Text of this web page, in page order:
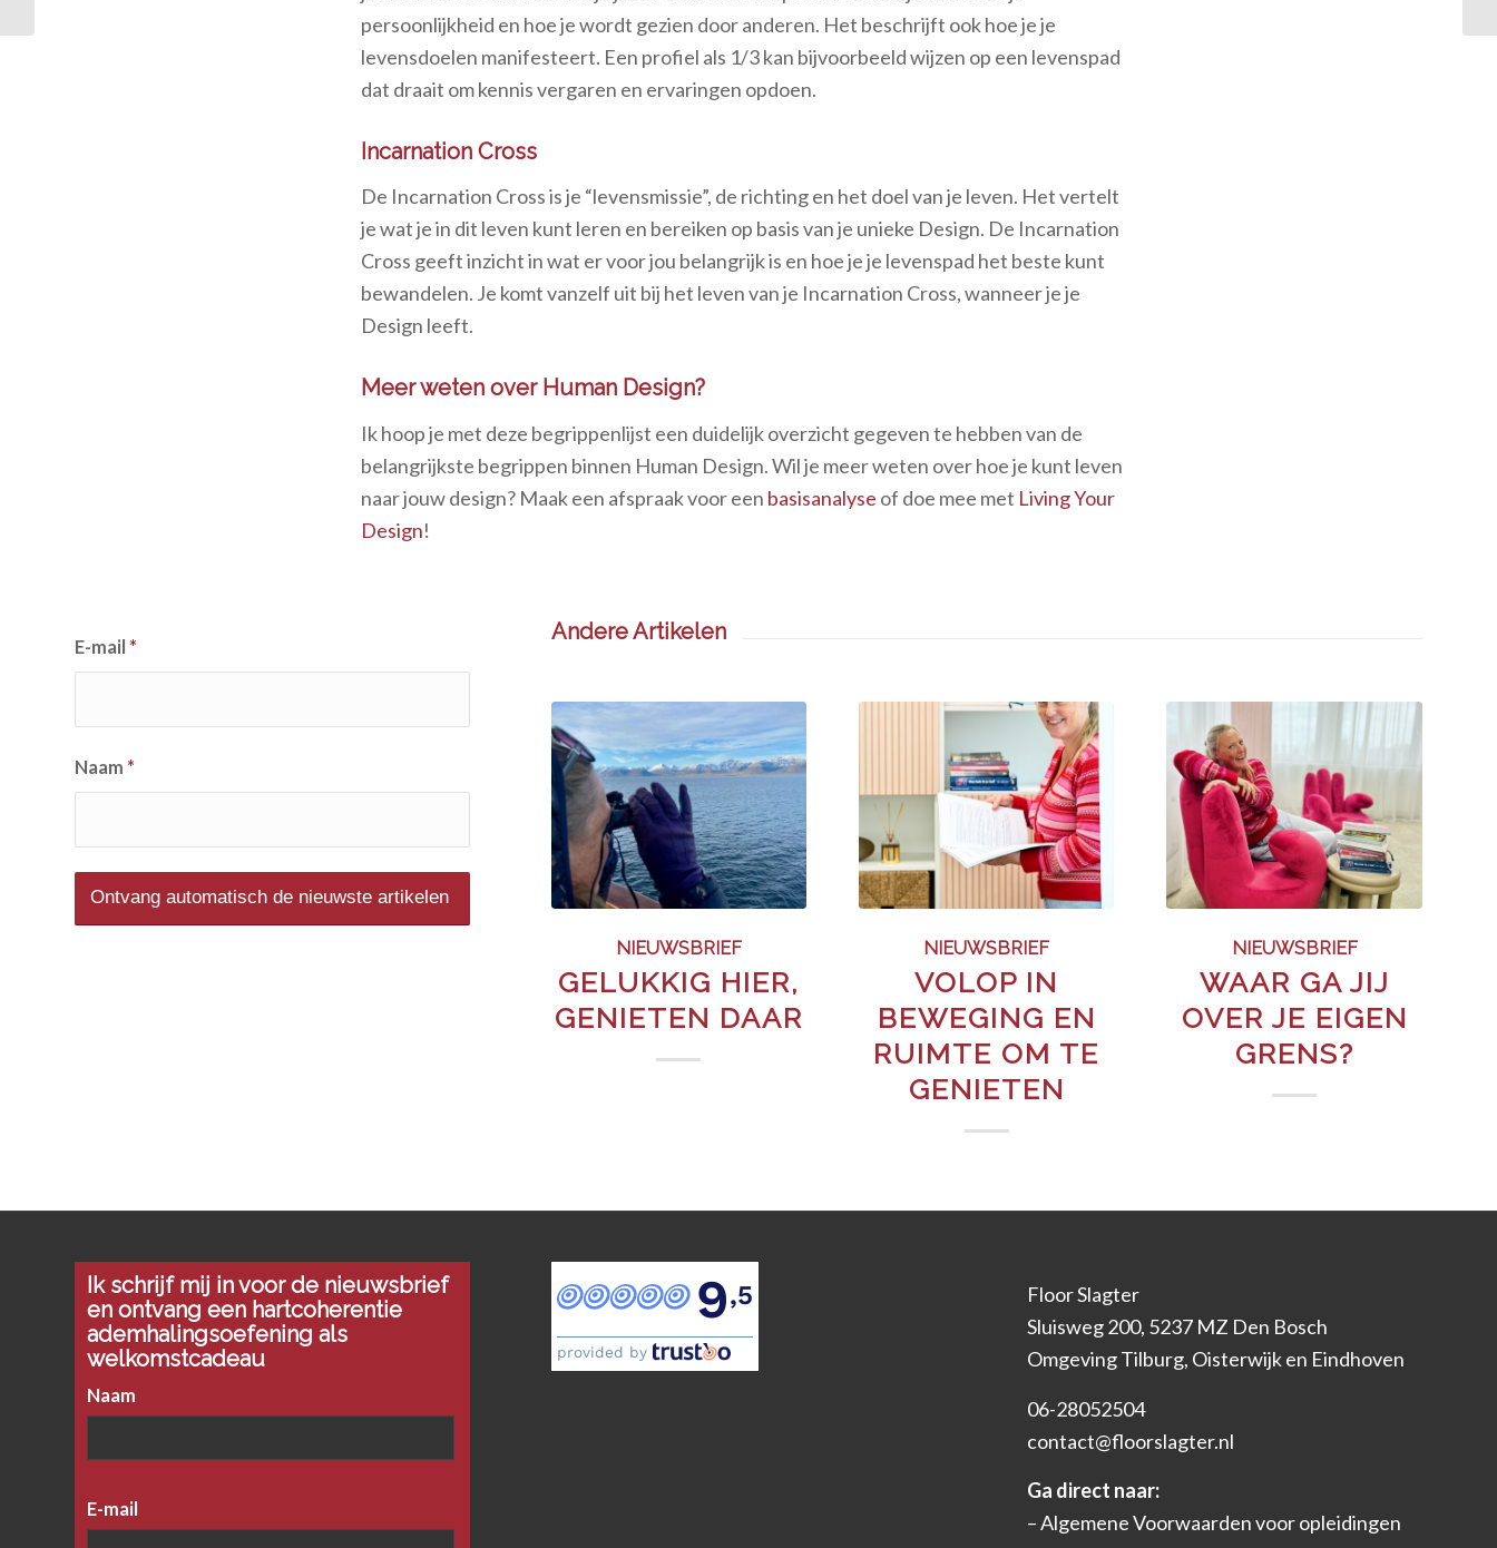
persoonlijkheid en hoe je wordt gezien door anderen. Het beschrijft ook hoe je je
levensdoelen manifesteert. Een profiel als 1/3 kan bijvoorbeeld wijzen op een levenspad
dat draait om kennis vergaren en ervaringen opdoen.
Incarnation Cross
De Incarnation Cross is je “levensmissie”, de richting en het doel van je leven. Het vertelt
je wat je in dit leven kunt leren en bereiken op basis van je unieke Design. De Incarnation
Cross geeft inzicht in wat er voor jou belangrijk is en hoe je je levenspad het beste kunt
bewandelen. Je komt vanzelf uit bij het leven van je Incarnation Cross, wanneer je je
Design leeft.
Meer weten over Human Design?
Ik hoop je met deze begrippenlijst een duidelijk overzicht gegeven te hebben van de
belangrijkste begrippen binnen Human Design. Wil je meer weten over hoe je kunt leven
naar jouw design? Maak een afspraak voor een basisanalyse of doe mee met Living Your
Design!
E-mail *
Naam *
Andere Artikelen
NIEUWSBRIEF
GELUKKIG HIER,
GENIETEN DAAR
NIEUWSBRIEF
VOLOP IN
BEWEGING EN
RUIMTE OM TE
GENIETEN
NIEUWSBRIEF
WAAR GA JIJ
OVER JE EIGEN
GRENS?
Ik schrijf mij in voor de nieuwsbrief
en ontvang een hartcoherentie
ademhalingsoefening als
welkomstcadeau
Naam
E-mail
9,5
provided by
Floor Slagter
Sluisweg 200, 5237 MZ Den Bosch
Omgeving Tilburg, Oisterwijk en Eindhoven
06-28052504
contact@floorslagter.nl
Ga direct naar:
–Algemene Voorwaarden voor opleidingen